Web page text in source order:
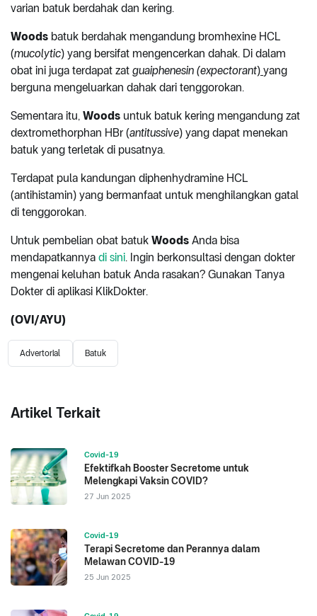
varian batuk berdahak dan kering.
Woods batuk berdahak mengandung bromhexine HCL
(mucolytic) yang bersifat mengencerkan dahak. Di dalam
obat ini juga terdapat zat guaiphenesin (expectorant) yang
berguna mengeluarkan dahak dari tenggorokan.
Sementara itu, Woods untuk batuk kering mengandung zat
dextromethorphan HBr (antitussive) yang dapat menekan
batuk yang terletak di pusatnya.
Terdapat pula kandungan diphenhydramine HCL
(antihistamin) yang bermanfaat untuk menghilangkan gatal
di tenggorokan.
Untuk pembelian obat batuk Woods Anda bisa
mendapatkannya di sini. Ingin berkonsultasi dengan dokter
mengenai keluhan batuk Anda rasakan? Gunakan Tanya
Dokter di aplikasi KlikDokter.
(OVI/AYU)
Advertorial Batuk
Artikel Terkait
Covid-19
Efektifkah Booster Secretome untuk
Melengkapi Vaksin COVID?
27 Jun 2025
Covid-19
Terapi Secretome dan Perannya dalam
Melawan COVID-19
25 Jun 2025